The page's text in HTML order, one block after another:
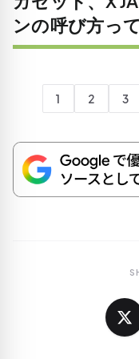
ンの呼び方っ
1 2 3